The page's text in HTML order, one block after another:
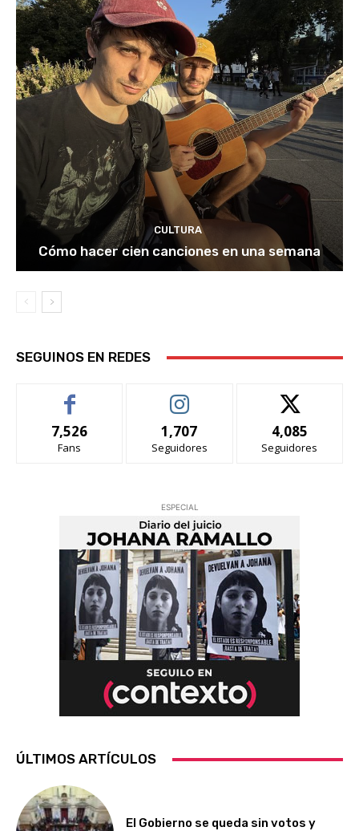
CULTURA
Cómo hacer cien canciones en una semana
SEGUINOS EN REDES
7,526
Fans
1,707
Seguidores
4,085
Seguidores
ESPECIAL
ÚLTIMOS ARTÍCULOS
El Gobierno se queda sin votos y